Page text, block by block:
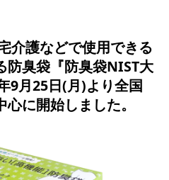
介護などで使用できる
防臭袋『防臭袋NIST大
9月25日(月)より全国
に開始しました。